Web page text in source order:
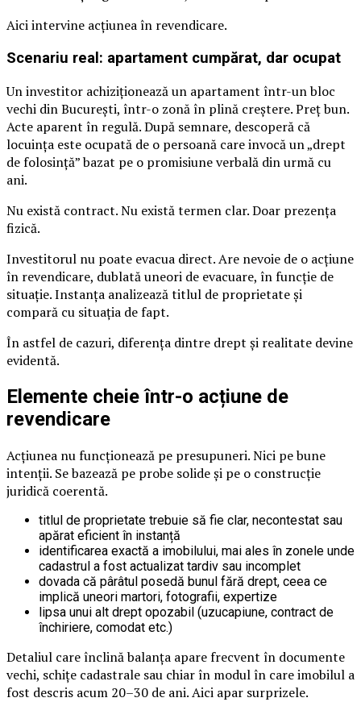
Aici intervine acțiunea în revendicare.
Scenariu real: apartament cumpărat, dar ocupat
Un investitor achiziționează un apartament într-un bloc
vechi din București, într-o zonă în plină creștere. Preț bun.
Acte aparent în regulă. După semnare, descoperă că
locuința este ocupată de o persoană care invocă un „drept
de folosință” bazat pe o promisiune verbală din urmă cu
ani.
Nu există contract. Nu există termen clar. Doar prezența
fizică.
Investitorul nu poate evacua direct. Are nevoie de o acțiune
în revendicare, dublată uneori de evacuare, în funcție de
situație. Instanța analizează titlul de proprietate și
compară cu situația de fapt.
În astfel de cazuri, diferența dintre drept și realitate devine
evidentă.
Elemente cheie într-o acțiune de
revendicare
Acțiunea nu funcționează pe presupuneri. Nici pe bune
intenții. Se bazează pe probe solide și pe o construcție
juridică coerentă.
titlul de proprietate trebuie să fie clar, necontestat sau
apărat eficient în instanță
identificarea exactă a imobilului, mai ales în zonele unde
cadastrul a fost actualizat tardiv sau incomplet
dovada că pârâtul posedă bunul fără drept, ceea ce
implică uneori martori, fotografii, expertize
lipsa unui alt drept opozabil (uzucapiune, contract de
închiriere, comodat etc.)
Detaliul care înclină balanța apare frecvent în documente
vechi, schițe cadastrale sau chiar în modul în care imobilul a
fost descris acum 20–30 de ani. Aici apar surprizele.